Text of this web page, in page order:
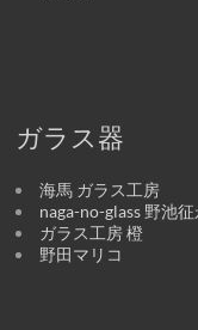
ガラス器
海馬 ガラス工房
naga-no-glass 野池征
ガラス工房 橙
野田マリコ